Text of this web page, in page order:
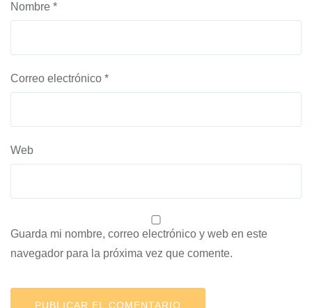
Nombre *
Correo electrónico *
Web
Guarda mi nombre, correo electrónico y web en este
navegador para la próxima vez que comente.